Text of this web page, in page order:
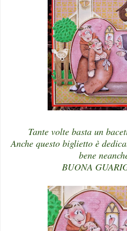
Tante volte basta un
Anche questo biglietto è
bene
BUONA